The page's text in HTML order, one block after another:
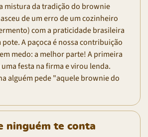
mistura da tradição do brownie
de um erro de um cozinheiro
com a praticidade brasileira
A paçoca é nossa contribuição
medo: a melhor parte! A primeira
festa na firma e virou lenda.
alguém pede "aquele brownie do
ninguém te conta